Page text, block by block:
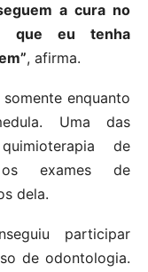
a cura no
que eu tenha
, afirma.
enquanto
Uma das
de
os exames de
dela.
participar
de odontologia.